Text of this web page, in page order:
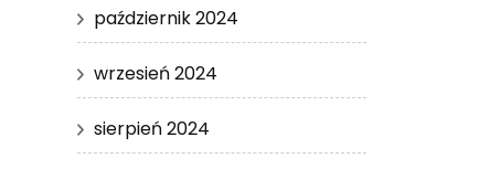
październik 2024
wrzesień 2024
sierpień 2024